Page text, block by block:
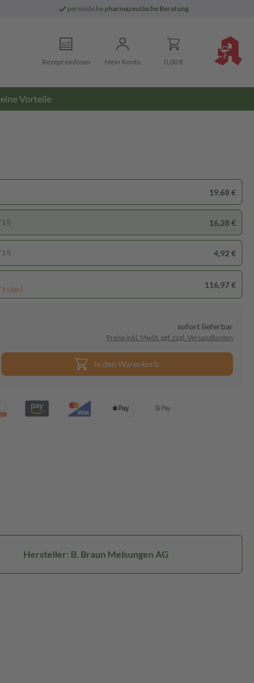
persönliche pharmazeutische Beratung
Rezept einlösen Mein Konto 0,00 €
Vorteile
19,68 €
1 l) 16,28 €
1 l) 4,92 €
1 Liter)
116,97 €
sofort lieferbar
Preise inkl. MwSt. ggf. zzgl. Versandkosten
In den Warenkorb
Hersteller: B. Braun Melsungen AG